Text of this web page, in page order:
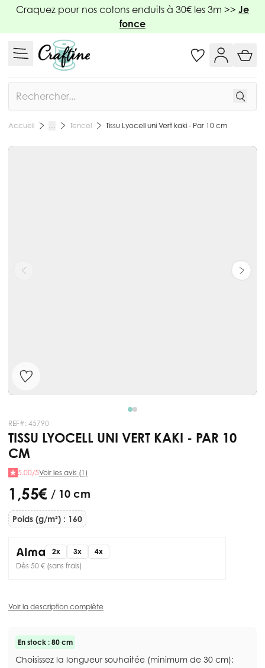
Allez au contenu
Craquez pour nos cotons enduits à 30€ les 3m >> Je
fonce
Accueil … Tencel Tissu Lyocell uni Vert kaki - Par 10 cm
REF#: 45790
TISSU LYOCELL UNI VERT KAKI - PAR 10
CM
5.00/5Voir les avis (1)
1,55 € / 10 cm
Poids (g/m²) : 160
2x 3x
4x
Dès 50 € (sans frais)
Voir la description complète
En stock : 80 cm
Choisissez la longueur souhaitée (minimum de 30 cm):